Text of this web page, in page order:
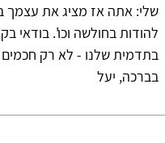
שלי: אתה אז מציג את עצמך
להודות בחולשה וכו'. בודאי
בתדמית שלנו - לא רק חכמים
בברכה, יעל